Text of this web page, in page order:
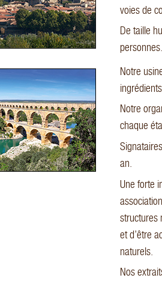
voies de
De taille
personnes.
Notre
Notre
chaque
an.
Une forte
structures
et d’être
naturels.
Nos